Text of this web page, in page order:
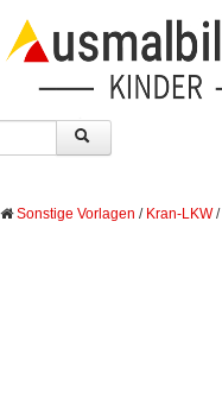
Sonstige Vorlagen / Kran-LKW/